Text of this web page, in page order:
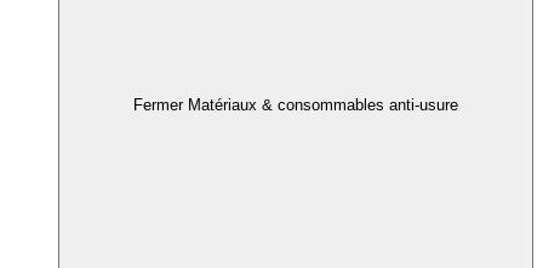
Fermer Matériaux & consommables anti-usure